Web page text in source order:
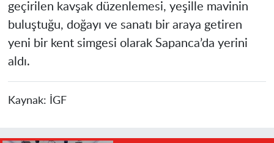
geçirilen kavşak düzenlemesi, yeşille mavinin
buluştuğu, doğayı ve sanatı bir araya getiren
yeni bir kent simgesi olarak Sapanca’da yerini
aldı.
Kaynak: İGF